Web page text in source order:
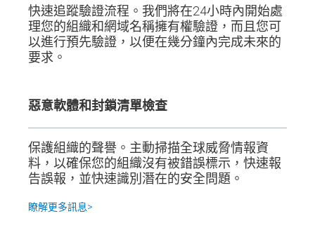
快速追蹤驗證流程。我們將在24小時內開始處
理您的組織和網域名稱擁有權驗證，而且您可
以進行預先驗證，以便在幾分鐘內完成未來的
要求。
惡意軟體和封鎖清單檢查
保護組織的聲譽。主動掃描全球威脅情報資
料，以確保您的組織沒有被錯誤標示，快速報
告誤報，並快速識別潛在的安全問題。
瞭解更多訊息>